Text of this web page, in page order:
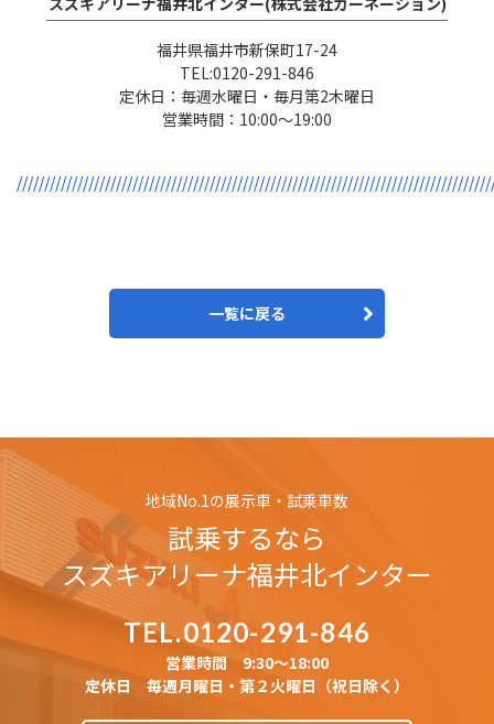
￣￣￣￣￣￣￣￣￣￣￣￣￣￣￣￣￣￣￣￣￣￣￣￣￣￣
福井県福井市新保町17-24
TEL:0120-291-846
定休日：毎週水曜日・毎月第2木曜日
営業時間：10:00〜19:00
一覧に戻る
地域No.1の展示車・試乗車数
試乗するなら
スズキアリーナ福井北インター
TEL.0120-291-846
営業時間 9:30〜18:00
定休日 毎週月曜日・第２火曜日（祝日除く）